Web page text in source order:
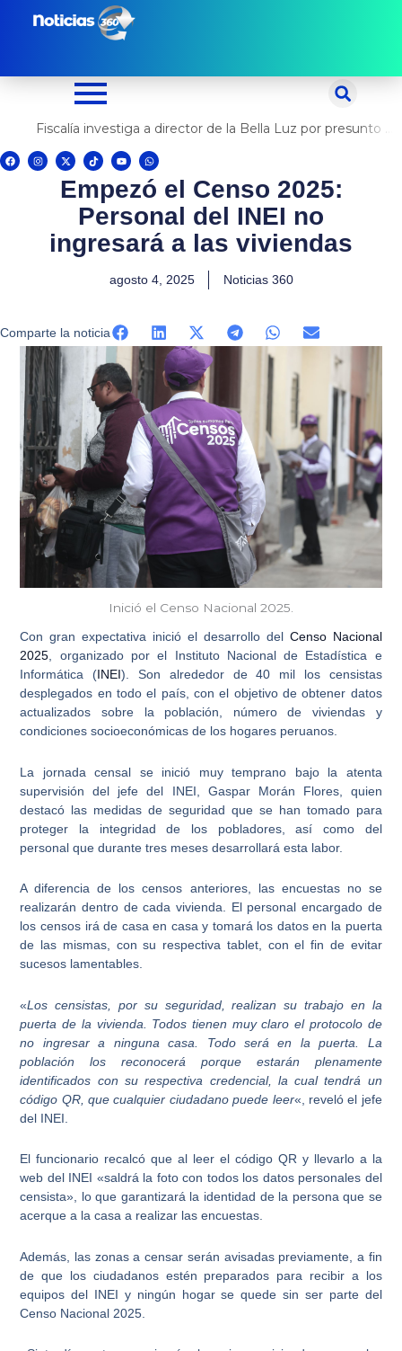
Fiscalía investiga a director de la Bella Luz por presunto abuso contra cantante Naldy Saldaña
F
a
c
I
n
s
X
-
t
w
i
T
i
k
t
Y
o
u
t
u
e
W
h
a
t
s
p
p
Empezó el Censo 2025:
Personal del INEI no
ingresará a las viviendas
agosto 4, 2025 Noticias 360
Comparte la noticia
Inició el Censo Nacional 2025.
Con gran expectativa inició el desarrollo del Censo Nacional
2025 , organizado por el Instituto Nacional de Estadística e
Informática (INEI). Son alrededor de 40 mil los censistas
desplegados en todo el país, con el objetivo de obtener datos
actualizados sobre la población, número de viviendas y
condiciones socioeconómicas de los hogares peruanos.
La jornada censal se inició muy temprano bajo la atenta
supervisión del jefe del INEI, Gaspar Morán Flores, quien
destacó las medidas de seguridad que se han tomado para
proteger la integridad de los pobladores, así como del
personal que durante tres meses desarrollará esta labor.
A diferencia de los censos anteriores, las encuestas no se
realizarán dentro de cada vivienda. El personal encargado de
los censos irá de casa en casa y tomará los datos en la puerta
de las mismas, con su respectiva tablet, con el fin de evitar
sucesos lamentables.
«Los censistas, por su seguridad, realizan su trabajo en la
puerta de la vivienda. Todos tienen muy claro el protocolo de
no ingresar a ninguna casa . Todo será en la puerta. La
población los reconocerá porque estarán plenamente
identificados con su respectiva credencial, la cual tendrá un
código QR, que cualquier ciudadano puede leer«, reveló el jefe
del INEI.
El funcionario recalcó que al leer el código QR y llevarlo a la
web del INEI «saldrá la foto con todos los datos personales del
censista», lo que garantizará la identidad de la persona que se
acerque a la casa a realizar las encuestas.
Además, las zonas a censar serán avisadas previamente, a fin
de que los ciudadanos estén preparados para recibir a los
equipos del INEI y ningún hogar se quede sin ser parte del
Censo Nacional 2025